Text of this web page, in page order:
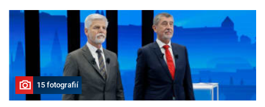
15 fotografií